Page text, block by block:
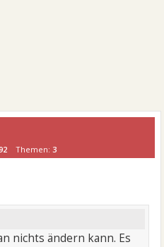
Themen: 3
nichts ändern kann. Es